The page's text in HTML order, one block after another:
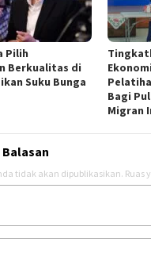
Pilih
Berkualitas di
Suku Bunga
Bagi
Migran
tidak akan dipublikasikan. Ruas